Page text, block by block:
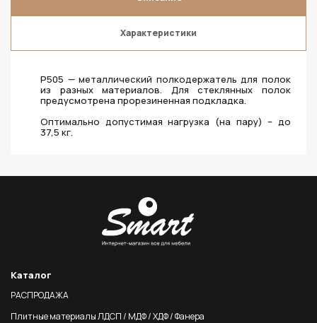
Характеристики
P505 — металлический полкодержатель для полок
из разных материалов. Для стеклянных полок
предусмотрена прорезиненная подкладка.
Оптимально допустимая нагрузка (на пару) – до
37,5 кг.
Каталог
РАСПРОДАЖА
Плитные материалы ЛДСП / МДФ / ХДФ / Фанера